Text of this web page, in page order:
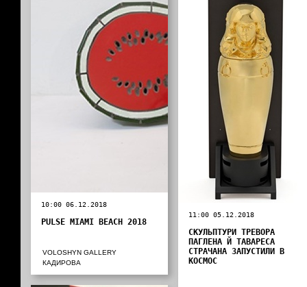
10:00 06.12.2018
PULSE MIAMI BEACH 2018
VOLOSHYN GALLERY
КАДИРОВА
11:00 05.12.2018
СКУЛЬПТУРИ ТРЕВОРА
ПАГЛЕНА Й ТАВАРЕСА
СТРАЧАНА ЗАПУСТИЛИ В
КОСМОС